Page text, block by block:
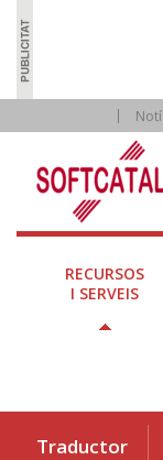
RECURSOS
I SERVEIS
Traductor